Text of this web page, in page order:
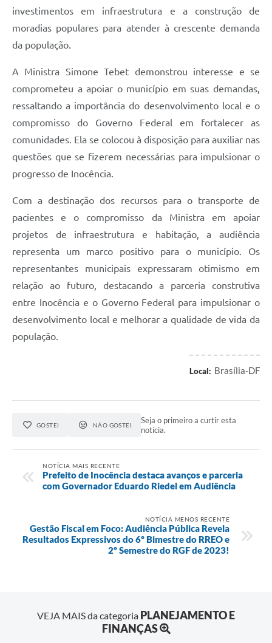
investimentos em infraestrutura e a construção de
moradias populares para atender à crescente demanda
da população.
A Ministra Simone Tebet demonstrou interesse e se
comprometeu a apoiar o município em suas demandas,
ressaltando a importância do desenvolvimento local e o
compromisso do Governo Federal em fortalecer as
comunidades. Ela se colocou à disposição para auxiliar nas
questões que se fizerem necessárias para impulsionar o
progresso de Inocência.
Com a destinação dos recursos para o transporte de
pacientes e o compromisso da Ministra em apoiar
projetos de infraestrutura e habitação, a audiência
representa um marco positivo para o município. Os
representantes municipais expressaram otimismo em
relação ao futuro, destacando a parceria construtiva
entre Inocência e o Governo Federal para impulsionar o
desenvolvimento local e melhorar a qualidade de vida da
população.
Local: Brasília-DF
GOSTEI NÃO GOSTEI
Seja o primeiro a curtir esta
notícia.
NOTÍCIA MAIS RECENTE
Prefeito de Inocência destaca avanços e parceria
com Governador Eduardo Riedel em Audiência
NOTÍCIA MENOS RECENTE
Gestão Fiscal em Foco: Audiência Pública Revela
Resultados Expressivos do 6º Bimestre do RREO e
2º Semestre do RGF de 2023!
VEJA MAIS da categoria PLANEJAMENTO E
FINANÇAS